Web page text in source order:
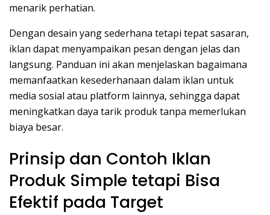
menarik perhatian.
Dengan desain yang sederhana tetapi tepat sasaran,
iklan dapat menyampaikan pesan dengan jelas dan
langsung. Panduan ini akan menjelaskan bagaimana
memanfaatkan kesederhanaan dalam iklan untuk
media sosial atau platform lainnya, sehingga dapat
meningkatkan daya tarik produk tanpa memerlukan
biaya besar.
Prinsip dan Contoh Iklan
Produk Simple tetapi Bisa
Efektif pada Target